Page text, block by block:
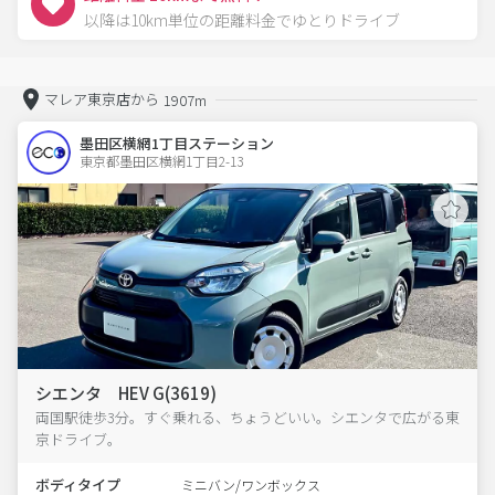
以降は10km単位の距離料金でゆとりドライブ
マレア東京店から 1907m
墨田区横網1丁目ステーション
東京都墨田区横網1丁目2-13
シエンタ HEV G(3619)
両国駅徒歩3分。すぐ乗れる、ちょうどいい。シエンタで広がる東
京ドライブ。
ボディタイプ ミニバン/ワンボックス